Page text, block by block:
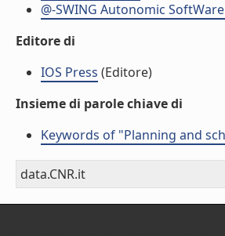
@-SWING Autonomic
Editore di
IOS Press (Editore)
Insieme di parole chiave di
Keywords of "Planning and
data.CNR.it